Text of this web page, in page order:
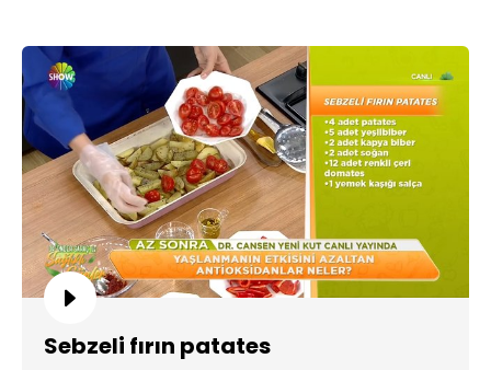
Sebzeli fırın patates